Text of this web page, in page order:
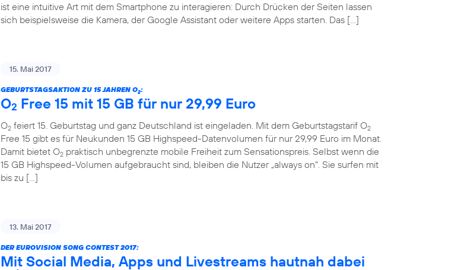
ist eine intuitive Art mit dem Smartphone zu interagieren: Durch Drücken der Seiten lassen
sich beispielsweise die Kamera, der Google Assistant oder weitere Apps starten. Das […]
15. Mai 2017
GEBURTSTAGSAKTION ZU 15 JAHREN O2:
O2 Free 15 mit 15 GB für nur 29,99 Euro
O2 feiert 15. Geburtstag und ganz Deutschland ist eingeladen. Mit dem Geburtstagstarif O2
Free 15 gibt es für Neukunden 15 GB Highspeed-Datenvolumen für nur 29,99 Euro im Monat.
Damit bietet O2 praktisch unbegrenzte mobile Freiheit zum Sensationspreis. Selbst wenn die
15 GB Highspeed-Volumen aufgebraucht sind, bleiben die Nutzer „always on“. Sie surfen mit
bis zu […]
13. Mai 2017
DER EUROVISION SONG CONTEST 2017:
Mit Social Media, Apps und Livestreams hautnah dabei